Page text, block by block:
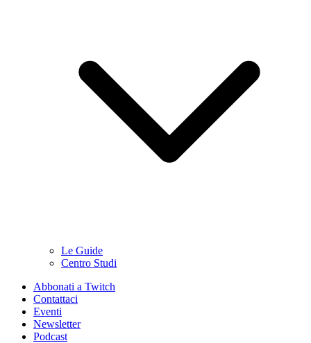
Le Guide
Centro Studi
Abbonati a Twitch
Contattaci
Eventi
Newsletter
Podcast